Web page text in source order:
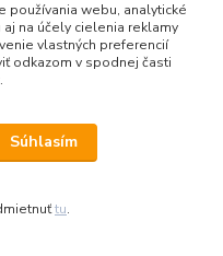
používania webu, analytické
na účely cielenia reklamy
vlastných preferencií
odkazom v spodnej časti
Súhlasím
tu.